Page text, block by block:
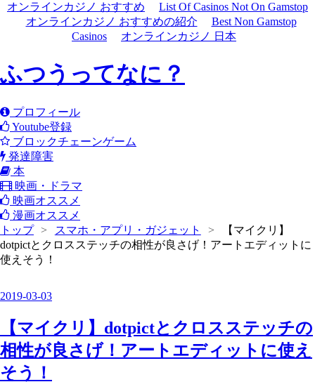
オンラインカジノ おすすめ
List Of Casinos Not On Gamstop
オンラインカジノ おすすめの紹介
Best Non Gamstop
Casinos
オンラインカジノ 日本
ふつうってなに？
プロフィール
Youtube登録
ブロックチェーンゲーム
発達障害
本
映画・ドラマ
映画オススメ
漫画オススメ
トップ
> スマホ・アプリ・ガジェット >
【マイクリ】
dotpictとクロスステッチの相性が良さげ！アートエディットに
使えそう！
2019-03-03
【マイクリ】dotpictとクロスステッチの
相性が良さげ！アートエディットに使え
そう！